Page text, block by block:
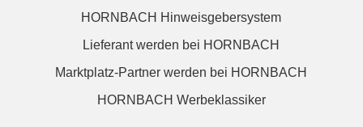
HORNBACH Hinweisgebersystem
Lieferant werden bei HORNBACH
Marktplatz-Partner werden bei HORNBACH
HORNBACH Werbeklassiker